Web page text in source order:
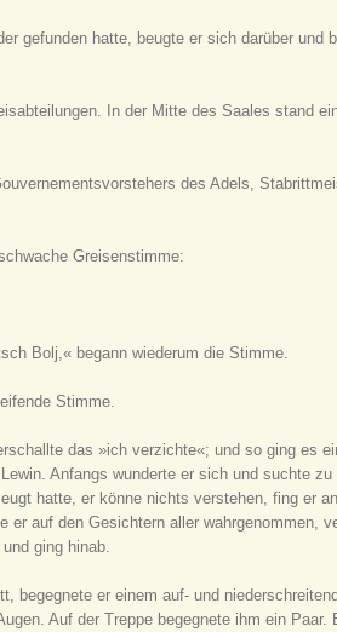
gefunden hatte, beugte er sich darüber und
In der Mitte des Saales stand
des Adels,
Greisenstimme:
Bolj,« begann wiederum die Stimme.
Stimme.
das »ich verzichte«; und so ging es
Anfangs wunderte er sich und suchte
hatte, er könne nichts verstehen, fing er
er auf den Gesichtern aller wahrgenommen,
ging hinab.
begegnete er einem auf- und
Auf der Treppe begegnete ihm ein Paar.